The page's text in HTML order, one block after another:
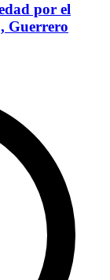
por el
Guerrero